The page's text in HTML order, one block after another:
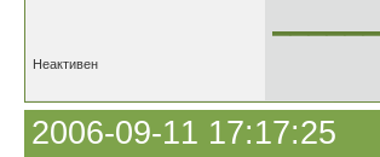
Неактивен
2006-09-11 17:17:25